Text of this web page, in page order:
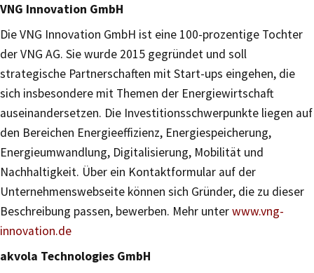
VNG Innovation GmbH
Die VNG Innovation GmbH ist eine 100-prozentige Tochter
der VNG AG. Sie wurde 2015 gegründet und soll
strategische Partnerschaften mit Start-ups eingehen, die
sich insbesondere mit Themen der Energiewirtschaft
auseinandersetzen. Die Investitionsschwerpunkte liegen auf
den Bereichen Energieeffizienz, Energiespeicherung,
Energieumwandlung, Digitalisierung, Mobilität und
Nachhaltigkeit. Über ein Kontaktformular auf der
Unternehmenswebseite können sich Gründer, die zu dieser
Beschreibung passen, bewerben. Mehr unterwww.vng-
innovation.de
akvola Technologies GmbH